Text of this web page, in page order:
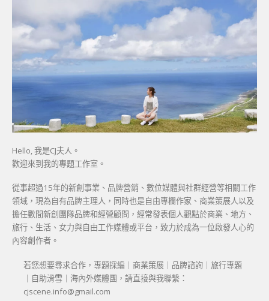
Hello, 我是CJ夫人。
歡迎來到我的專題工作室。
從事超過15年的新創事業、品牌營銷、數位媒體與社群經營等相關工作
領域，現為自有品牌主理人，同時也是自由專欄作家、商業策展人以及
擔任數間新創團隊品牌和經營顧問，經常發表個人觀點於商業、地方、
旅行、生活、女力與自由工作媒體或平台，致力於成為一位啟發人心的
內容創作者。
若您想要尋求合作，專題採編｜商業策展｜品牌諮詢｜旅行專題
｜自助滑雪｜海內外媒體團，請直接與我聯繫：
cjscene.info@gmail.com